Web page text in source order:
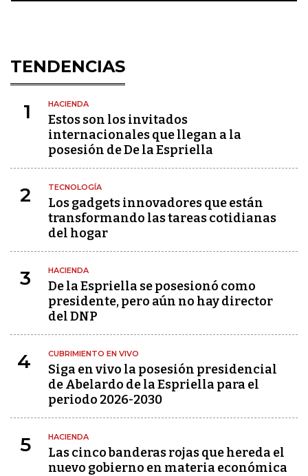
TENDENCIAS
1 HACIENDA
Estos son los invitados
internacionales que llegan a la
posesión de De la Espriella
2 TECNOLOGÍA
Los gadgets innovadores que están
transformando las tareas cotidianas
del hogar
3 HACIENDA
De la Espriella se posesionó como
presidente, pero aún no hay director
del DNP
4 CUBRIMIENTO EN VIVO
Siga en vivo la posesión presidencial
de Abelardo de la Espriella para el
periodo 2026-2030
5 HACIENDA
Las cinco banderas rojas que hereda el
nuevo gobierno en materia económica